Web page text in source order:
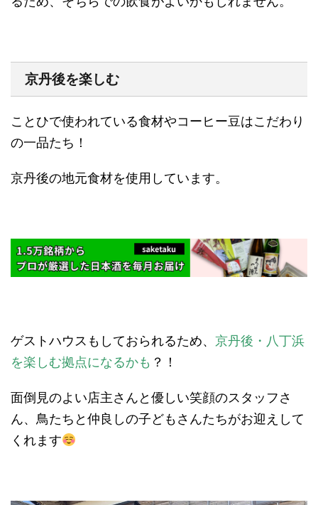
京丹後を楽しむ
ことひで使われている食材やコーヒー豆はこだわり
の一品たち！
京丹後の地元食材を使用しています。
ゲストハウスもしておられるため、 京丹後・八丁浜
を楽しむ拠点になるかも ？！
面倒見のよい店主さんと優しい笑顔のスタッフさ
ん、鳥たちと仲良しの子どもさんたちがお迎えして
くれます